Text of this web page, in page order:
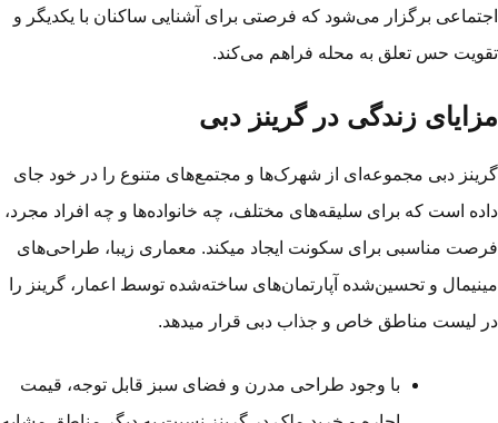
برگزار می‌شود که فرصتی برای آشنایی ساکنان با یکدیگر و
حس تعلق به محله فراهم می‌کند.
زندگی در گرینز دبی
دبی مجموعه‌ای از شهرک‌ها و مجتمع‌های متنوع را در خود جای
است که برای سلیقه‌های مختلف، چه خانواده‌ها و چه افراد مجرد،
مناسبی برای سکونت ایجاد می­کند. معماری زیبا، طراحی‌های
و تحسین‌شده آپارتمان‌های ساخته‌شده توسط اعمار، گرینز را
لیست مناطق خاص و جذاب دبی قرار می­دهد.
با وجود طراحی مدرن و فضای سبز قابل توجه، قیمت